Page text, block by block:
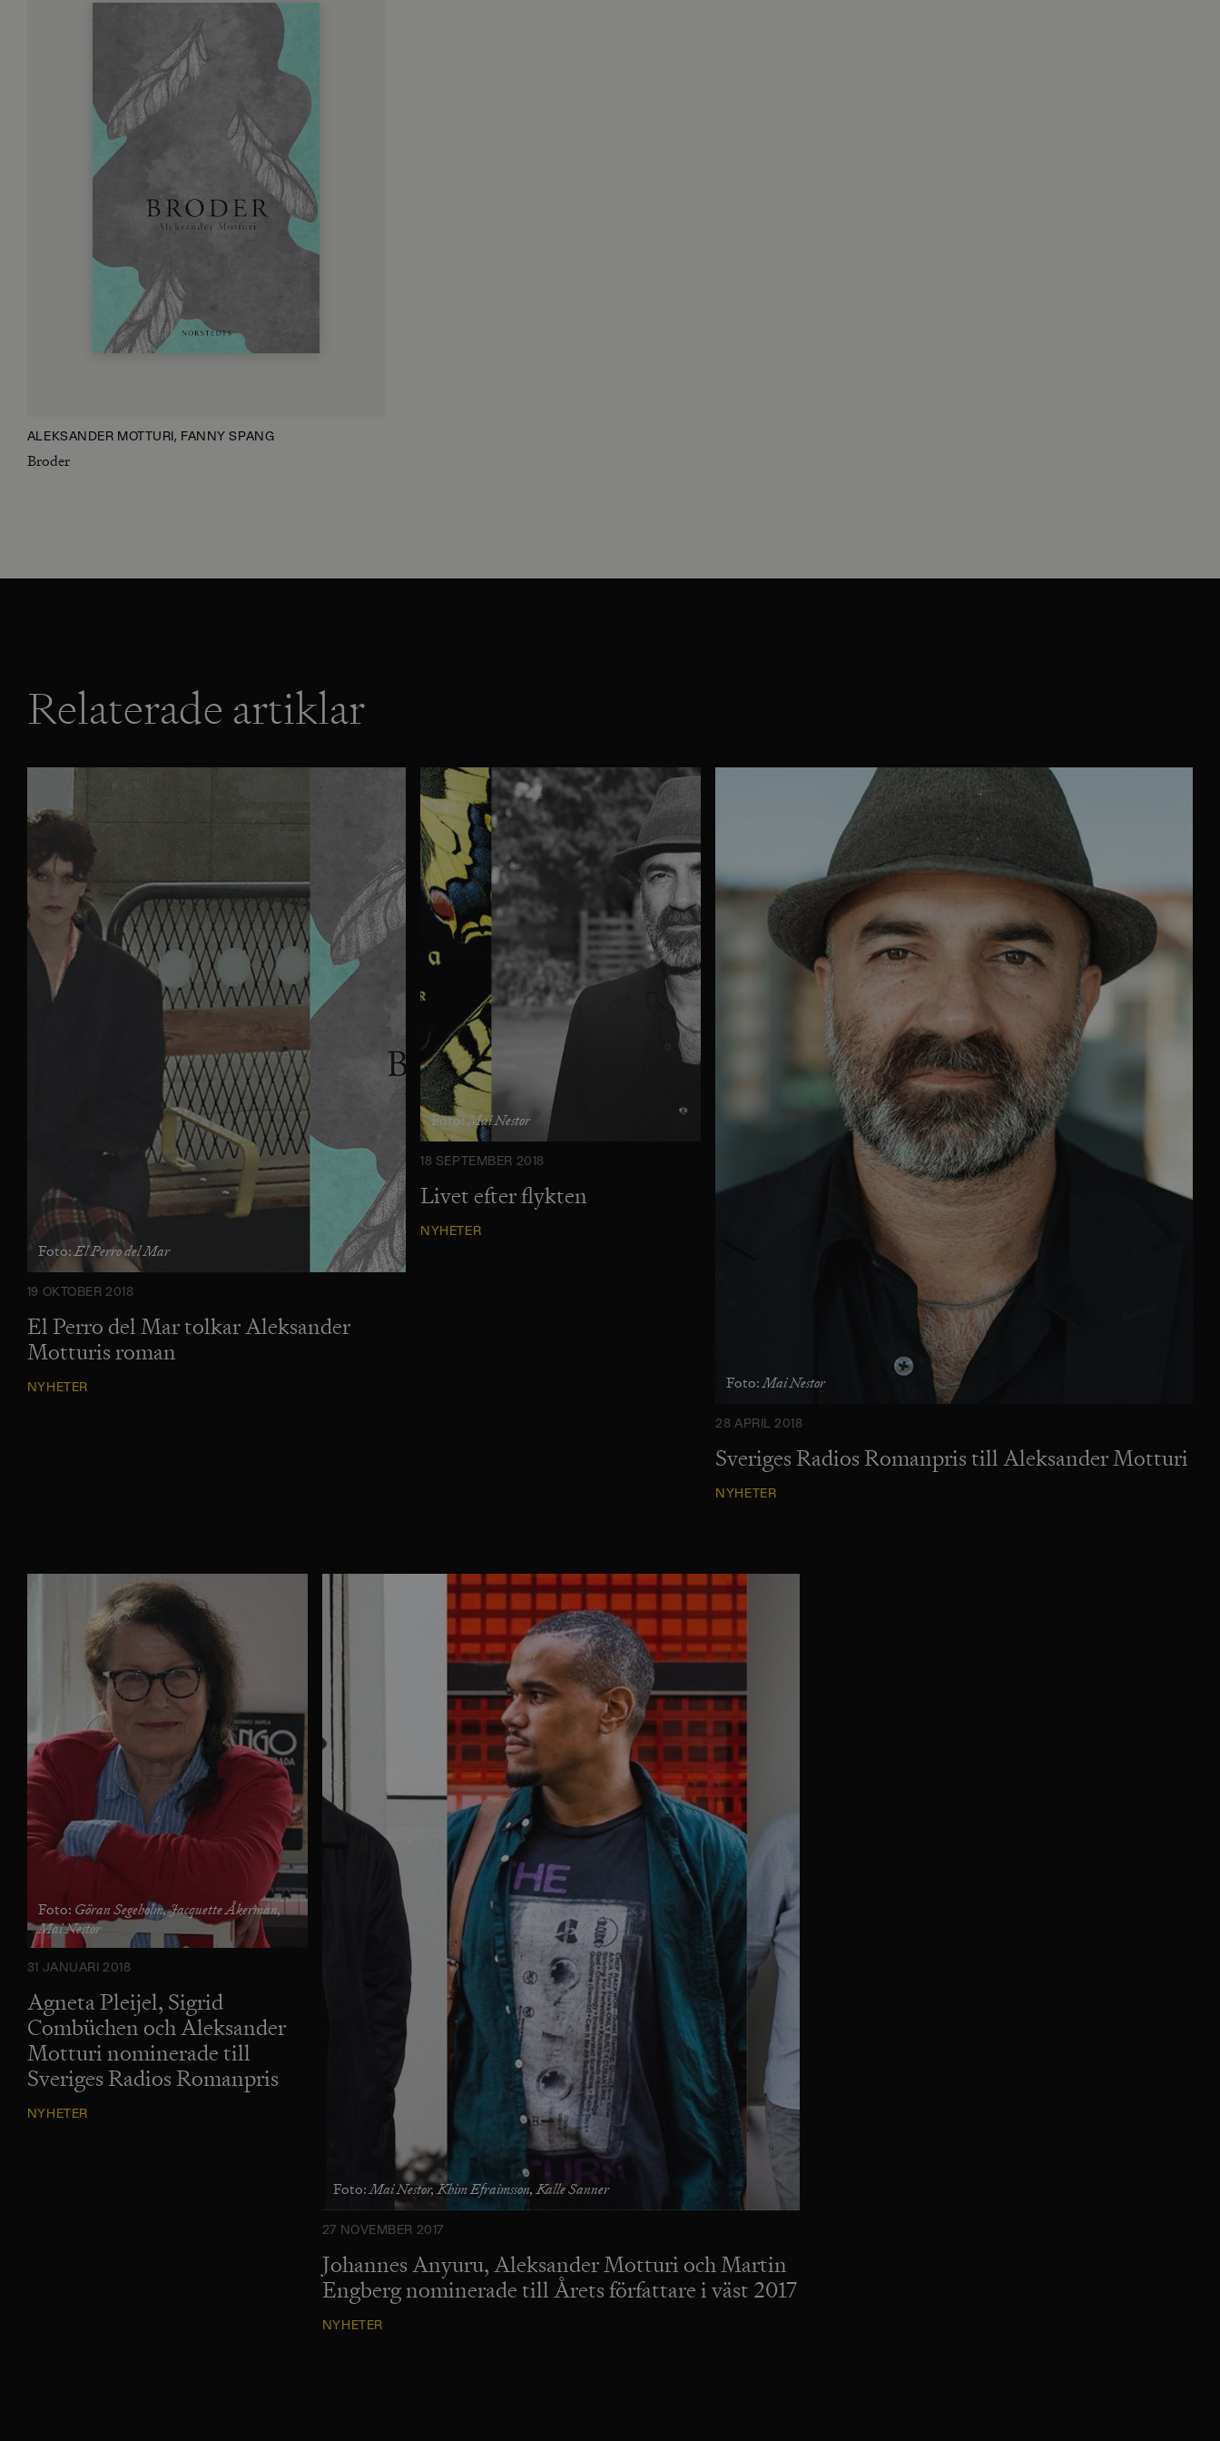
ALEKSANDER MOTTURI, FANNY SPÅNG
Broder
Relaterade artiklar
Foto:El Perro del Mar
19 OKTOBER 2018
El Perro del Mar tolkar Aleksander
Motturis roman
NYHETER
Foto:Mai Nestor
18 SEPTEMBER 2018
Livet efter flykten
NYHETER
Foto:Mai Nestor
28 APRIL 2018
Sveriges Radios Romanpris till Aleksander Motturi
NYHETER
Foto: Göran Segeholm, Jacquette Åkerman,
Mai Nestor
31 JANUARI 2018
Agneta Pleijel, Sigrid
Combüchen och Aleksander
Motturi nominerade till
Sveriges Radios Romanpris
NYHETER
Foto:Mai Nestor, Khim Efraimsson, Kalle Sanner
27 NOVEMBER 2017
Johannes Anyuru, Aleksander Motturi och Martin
Engberg nominerade till Årets författare i väst 2017
NYHETER